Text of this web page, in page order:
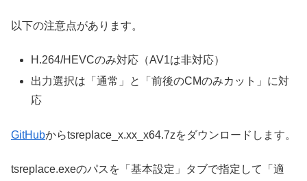
以下の注意点があります。
H.264/HEVCのみ対応（AV1は非対応）
出力選択は「通常」と「前後のCMのみカット」に対
応
GitHubからtsreplace_x.xx_x64.7zをダウンロードします。
tsreplace.exeのパスを「基本設定」タブで指定して「適